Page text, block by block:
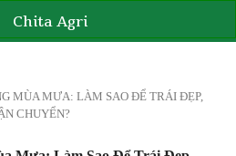
MÙA MƯA: LÀM SAO ĐỂ TRÁI ĐẸP,
CHUYỂN?
Chita Agri